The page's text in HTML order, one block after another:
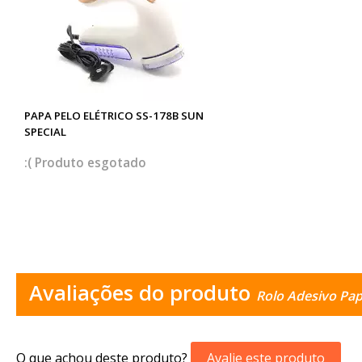
PAPA PELO ELÉTRICO SS-178B SUN
SPECIAL
esgotado
Avaliações do produto Rolo Adesivo
O que achou deste produto? Avalie este produto